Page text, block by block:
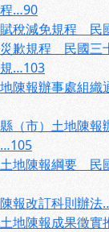
…90
賦稅減免規程
災歉規程 民國
…103
地陳報辦事處組
縣（市）土地陳
土地陳報綱要 民
陳報改訂科則辦法
土地陳報成果徵